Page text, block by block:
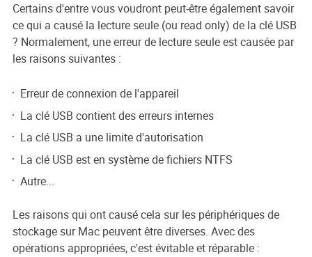
Certains d'entre vous voudront peut-être également savoir
ce qui a causé la lecture seule (ou read only) de la clé USB
? Normalement, une erreur de lecture seule est causée par
les raisons suivantes :
Erreur de connexion de l'appareil
La clé USB contient des erreurs internes
La clé USB a une limite d'autorisation
La clé USB est en système de fichiers NTFS
Autre...
Les raisons qui ont causé cela sur les périphériques de
stockage sur Mac peuvent être diverses. Avec des
opérations appropriées, c'est évitable et réparable :